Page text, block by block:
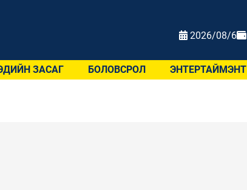
2026/08/6
ЗАСАГ БОЛОВСРОЛ ЭНТЕРТАЙМЭНТ